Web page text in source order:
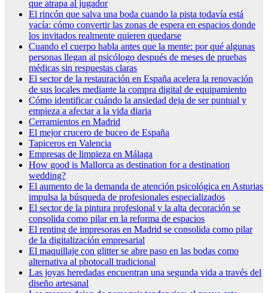
que atrapa al jugador
El rincón que salva una boda cuando la pista todavía está
vacía: cómo convertir las zonas de espera en espacios donde
los invitados realmente quieren quedarse
Cuando el cuerpo habla antes que la mente: por qué algunas
personas llegan al psicólogo después de meses de pruebas
médicas sin respuestas claras
El sector de la restauración en España acelera la renovación
de sus locales mediante la compra digital de equipamiento
Cómo identificar cuándo la ansiedad deja de ser puntual y
empieza a afectar a la vida diaria
Cerramientos en Madrid
El mejor crucero de buceo de España
Tapiceros en Valencia
Empresas de limpieza en Málaga
How good is Mallorca as destination for a destination
wedding?
El aumento de la demanda de atención psicológica en Asturias
impulsa la búsqueda de profesionales especializados
El sector de la pintura profesional y la alta decoración se
consolida como pilar en la reforma de espacios
El renting de impresoras en Madrid se consolida como pilar
de la digitalización empresarial
El maquillaje con glitter se abre paso en las bodas como
alternativa al photocall tradicional
Las joyas heredadas encuentran una segunda vida a través del
diseño artesanal